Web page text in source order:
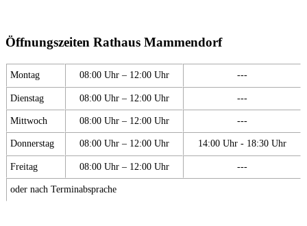
Öffnungszeiten Rathaus Mammendorf
Montag 08:00 Uhr – 12:00 Uhr ---
Dienstag 08:00 Uhr – 12:00 Uhr ---
Mittwoch 08:00 Uhr – 12:00 Uhr ---
Donnerstag 08:00 Uhr – 12:00 Uhr 14:00 Uhr - 18:30 Uhr
Freitag 08:00 Uhr – 12:00 Uhr ---
oder nach Terminabsprache